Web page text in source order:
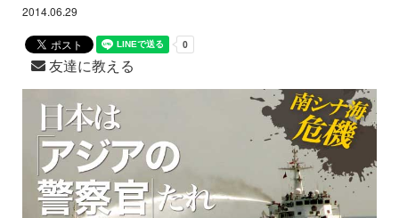
2014.06.29
友達に教える